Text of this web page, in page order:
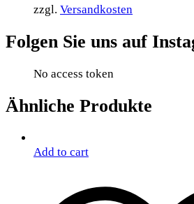
zzgl. Versandkosten
Folgen Sie uns auf
No access token
Ähnliche Produkte
Add to cart